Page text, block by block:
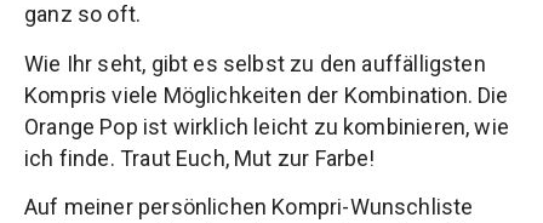
ganz so oft.
Wie Ihr seht, gibt es selbst zu den auffälligsten
Kompris viele Möglichkeiten der Kombination. Die
Orange Pop ist wirklich leicht zu kombinieren, wie
ich finde. Traut Euch, Mut zur Farbe!
Auf meiner persönlichen Kompri-Wunschliste